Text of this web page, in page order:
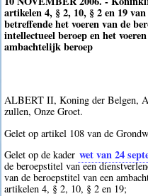
artikelen 4, § 2, 10, § 2 en 19
betreffende het voeren van de
intellectueel beroep en het
ambachtelijk beroep
ALBERT II, Koning der Belgen,
zullen, Onze Groet.
Gelet op artikel 108 van de
Gelet op de kader wet van 24
de beroepstitel van een
van de beroepstitel van een
artikelen 4, § 2, 10, § 2 en 19;